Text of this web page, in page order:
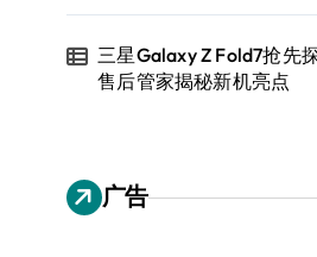
三星Galaxy Z Fold7抢先
售后管家揭秘新机亮点
广告